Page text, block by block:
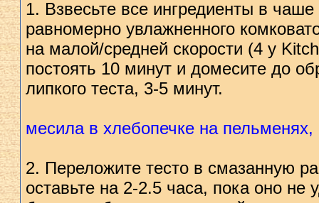
1. Взвесьте все ингредиенты в
равномерно увлажненного
на малой/средней скорости (4 у
постоять 10 минут и домесите до
липкого теста, 3-5 минут.
месила в хлебопечке на
2. Переложите тесто в смазанную
оставьте на 2-2.5 часа, пока оно